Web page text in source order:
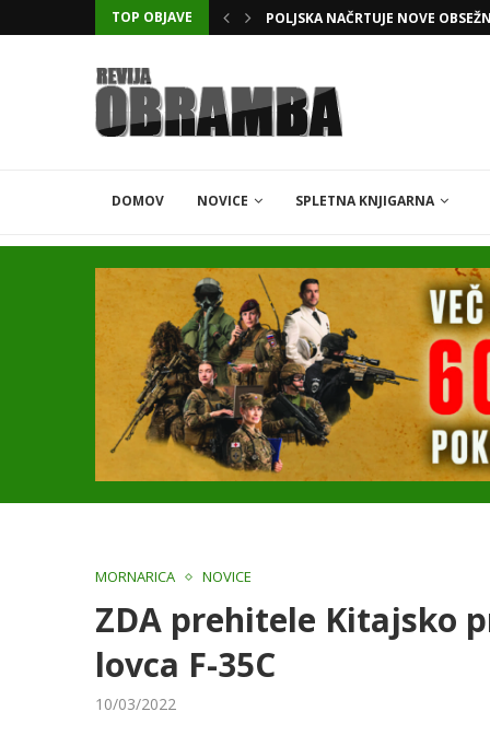
TOP OBJAVE KATARSKI DELNIČAR ZAPLETEL
DOMOV NOVICE SPLETNA KNJIGARNA
MORNARICA NOVICE
ZDA prehitele Kitajsko
lovca F-35C
10/03/2022